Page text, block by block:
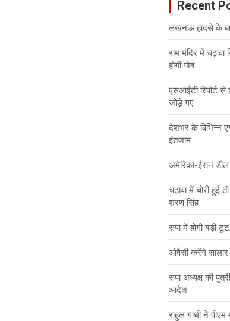
Recent
लखनऊ हादसे के
राम मंदिर में
होगी जेब
एसआईटी रिपोर्ट
जोड़े गए
देशभर के विभिन्न
इंतजाम
अमेरिका-ईरान
चढ़ावा में चोरी
शरण सिंह
सपा में होगी बड़ी
ओवैसी करेंगे सालार
सपा अध्यक्ष की
आदेश
राहुल गांधी ने